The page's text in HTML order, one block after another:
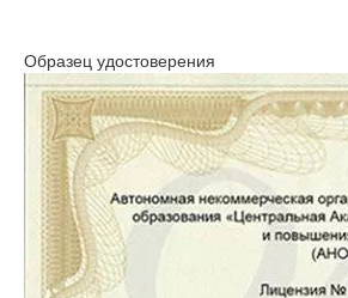
Образец удостоверения